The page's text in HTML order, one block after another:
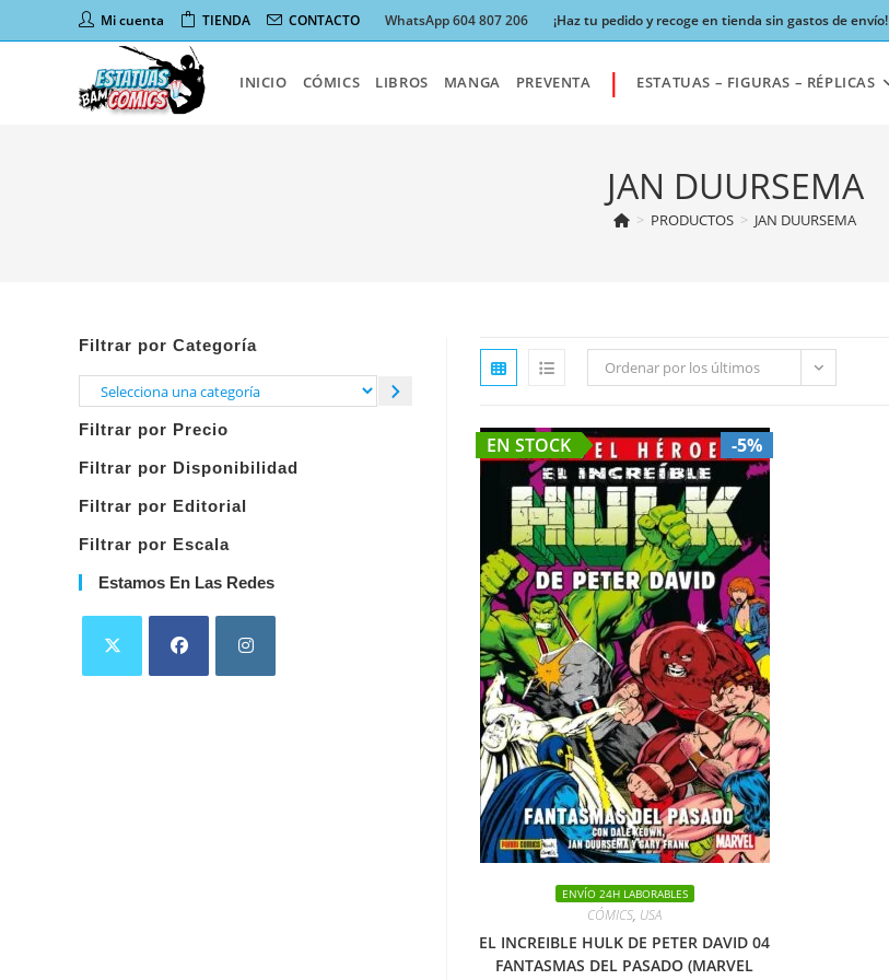
al
Mi cuenta TIENDA CONTACTO WhatsApp 604 807 206 ¡Haz tu pedido y recoge en tienda sin gastos de envío!
INICIO CÓMICS LIBROS MANGA PREVENTA | ESTATUAS – FIGURAS – RÉPLICAS
JAN DUURSEMA
> PRODUCTOS > JAN DUURSEMA
Ordenar por los últimos
EN STOCK -5%
ENVÍO 24H LABORABLES
CÓMICS, USA
EL INCREIBLE HULK DE PETER DAVID 04
FANTASMAS DEL PASADO (MARVEL
Filtrar por Categoría
Selecciona
categoría
Filtrar por Precio
Filtrar por Disponibilidad
Filtrar por Editorial
Filtrar por Escala
Estamos En Las Redes